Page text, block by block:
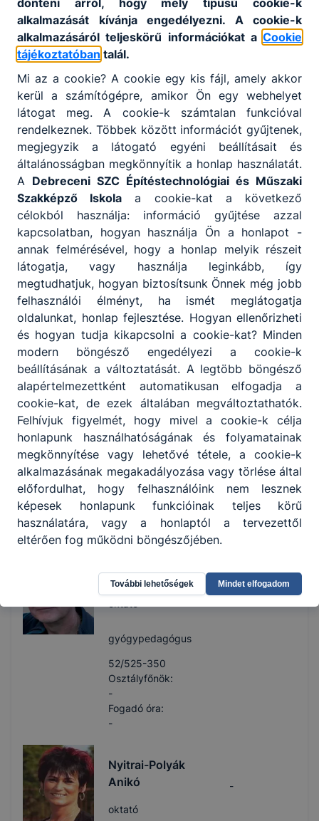
fa- és bútoripar
ágazat
52/525-350
Osztályfőnök:
-
Fogadó óra:
-
Nagyné Beke
Vitória
oktató
testnevelés
52/525-350
Osztályfőnök:
-
Fogadó óra:
-
Nagyné Szűcs
Hella
szakmai oktató
kreatív ágazat
-
52/525-350
Osztályfőnök:
9/S/2.
Fogadó óra:
-
Nawrocki Ádám
gyógypedagógus
-
52/525-350
Osztályfőnök:
-
Fogadó óra:
-
Nyitrai-Polyák
Anikó
oktató
-
dönteni arról, hogy mely típusú cookie-k
alkalmazását kívánja engedélyezni. A cookie-k
alkalmazásáról teljeskörű információkat a Cookie
tájékoztatóban talál.
Mi az a cookie? A cookie egy kis fájl, amely akkor
kerül a számítógépre, amikor Ön egy webhelyet
látogat meg. A cookie-k számtalan funkcióval
rendelkeznek. Többek között információt gyűjtenek,
megjegyzik a látogató egyéni beállításait és
általánosságban megkönnyítik a honlap használatát.
A Debreceni SZC Építéstechnológiai és Műszaki
Szakképző Iskola a cookie-kat a következő
célokból használja: információ gyűjtése azzal
kapcsolatban, hogyan használja Ön a honlapot -
annak felmérésével, hogy a honlap melyik részeit
látogatja, vagy használja leginkább, így
megtudhatjuk, hogyan biztosítsunk Önnek még jobb
felhasználói élményt, ha ismét meglátogatja
oldalunkat, honlap fejlesztése. Hogyan ellenőrizheti
és hogyan tudja kikapcsolni a cookie-kat? Minden
modern böngésző engedélyezi a cookie-k
beállításának a változtatását. A legtöbb böngésző
alapértelmezettként automatikusan elfogadja a
cookie-kat, de ezek általában megváltoztathatók.
Felhívjuk figyelmét, hogy mivel a cookie-k célja
honlapunk használhatóságának és folyamatainak
megkönnyítése vagy lehetővé tétele, a cookie-k
alkalmazásának megakadályozása vagy törlése által
előfordulhat, hogy felhasználóink nem lesznek
képesek honlapunk funkcióinak teljes körű
használatára, vagy a honlaptól a tervezettől
eltérően fog működni böngészőjében.
További lehetőségek Mindet elfogadom